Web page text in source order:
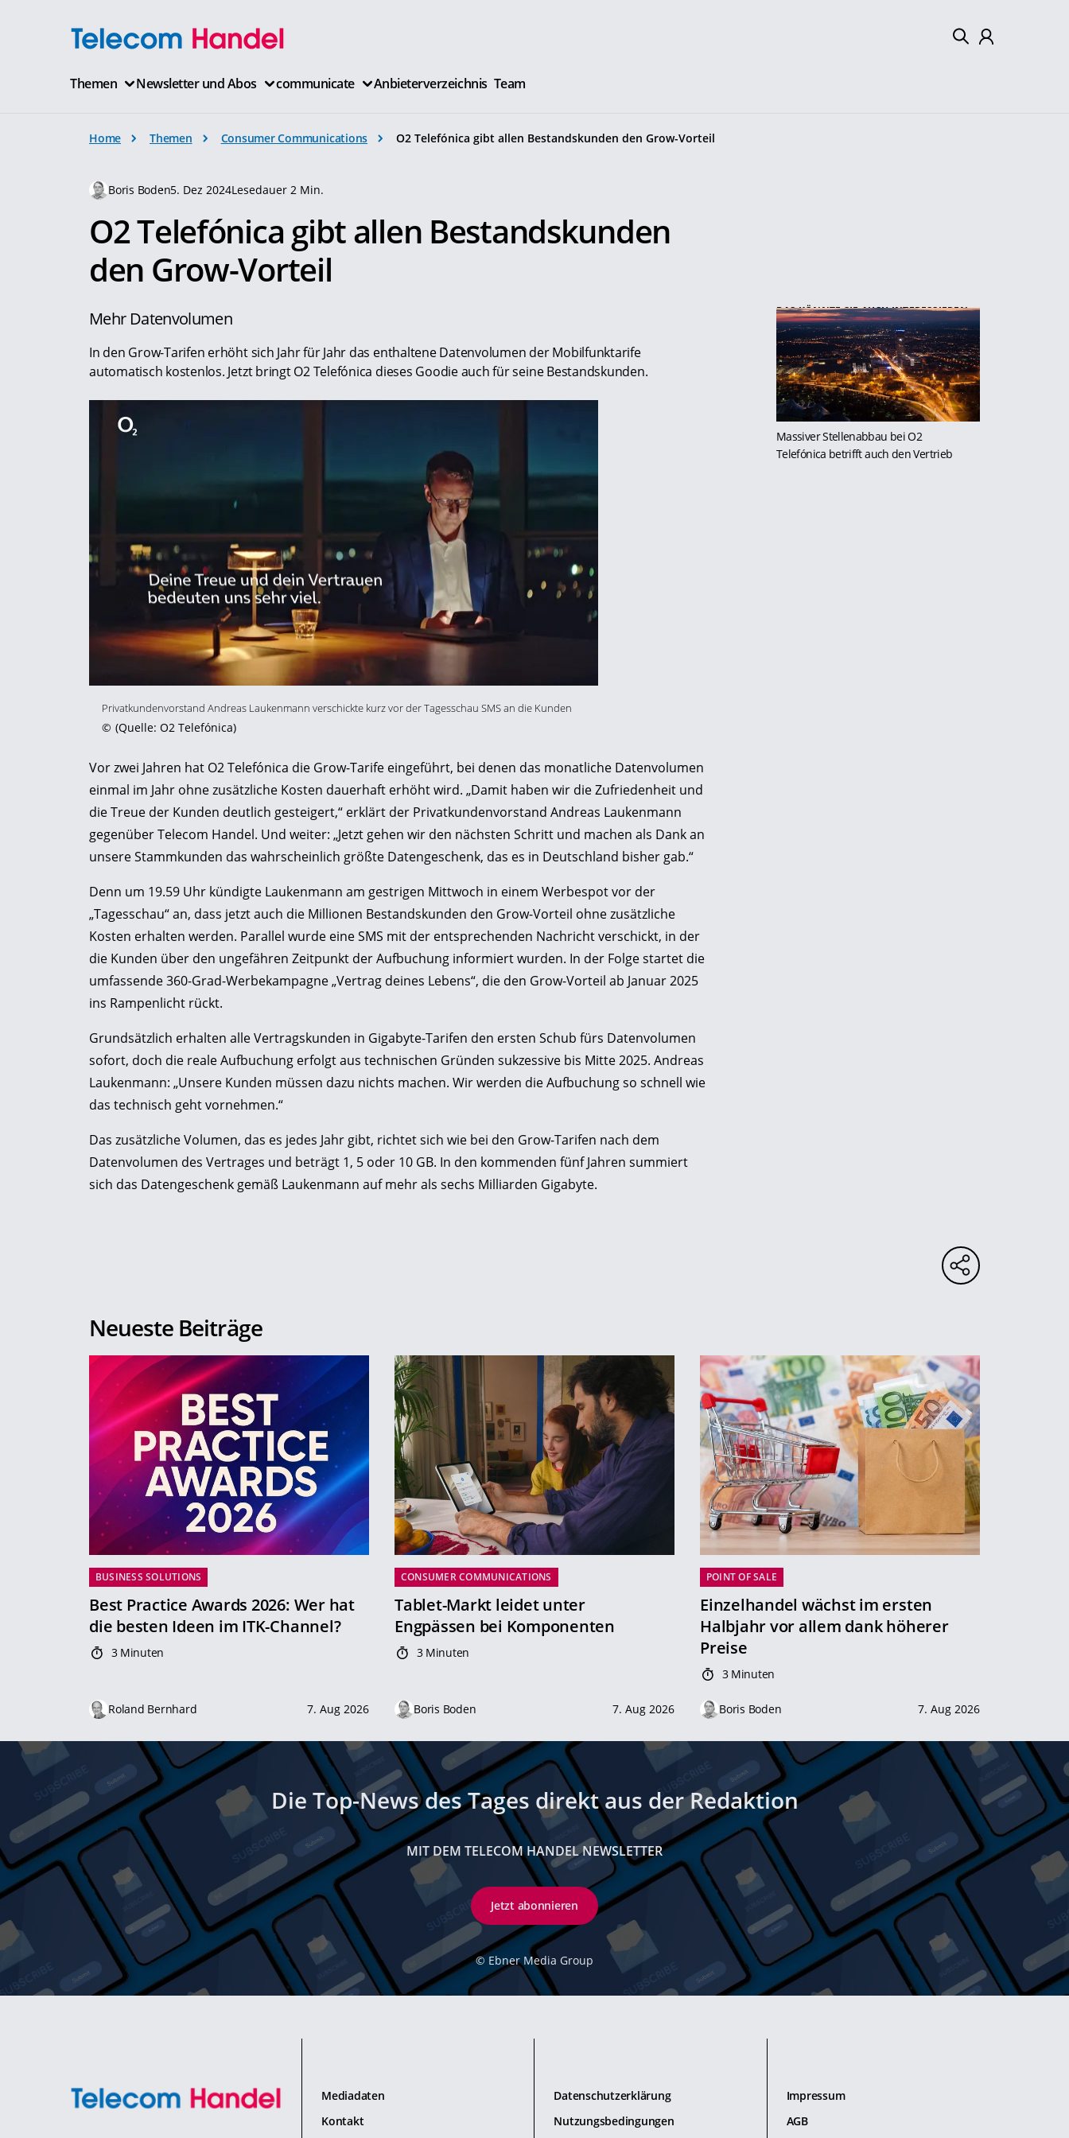
Themen Newsletter und Abos communicate Anbieterverzeichnis Team
Home Themen Consumer Communications O2 Telefónica gibt allen Bestandskunden den Grow-Vorteil
Boris Boden5. Dez 2024Lesedauer 2 Min.
O2 Telefónica gibt allen Bestandskunden
den Grow-Vorteil
Mehr Datenvolumen
In den Grow-Tarifen erhöht sich Jahr für Jahr das enthaltene Datenvolumen der Mobilfunktarife
automatisch kostenlos. Jetzt bringt O2 Telefónica dieses Goodie auch für seine Bestandskunden.
Privatkundenvorstand Andreas Laukenmann verschickte kurz vor der Tagesschau SMS an die Kunden
© (Quelle: O2 Telefónica)
Vor zwei Jahren hat O2 Telefónica die Grow-Tarife eingeführt, bei denen das monatliche Datenvolumen
einmal im Jahr ohne zusätzliche Kosten dauerhaft erhöht wird. „Damit haben wir die Zufriedenheit und
die Treue der Kunden deutlich gesteigert,“ erklärt der Privatkundenvorstand Andreas Laukenmann
gegenüber Telecom Handel. Und weiter: „Jetzt gehen wir den nächsten Schritt und machen als Dank an
unsere Stammkunden das wahrscheinlich größte Datengeschenk, das es in Deutschland bisher gab.“
Denn um 19.59 Uhr kündigte Laukenmann am gestrigen Mittwoch in einem Werbespot vor der
„Tagesschau“ an, dass jetzt auch die Millionen Bestandskunden den Grow-Vorteil ohne zusätzliche
Kosten erhalten werden. Parallel wurde eine SMS mit der entsprechenden Nachricht verschickt, in der
die Kunden über den ungefähren Zeitpunkt der Aufbuchung informiert wurden. In der Folge startet die
umfassende 360-Grad-Werbekampagne „Vertrag deines Lebens“, die den Grow-Vorteil ab Januar 2025
ins Rampenlicht rückt.
Grundsätzlich erhalten alle Vertragskunden in Gigabyte-Tarifen den ersten Schub fürs Datenvolumen
sofort, doch die reale Aufbuchung erfolgt aus technischen Gründen sukzessive bis Mitte 2025. Andreas
Laukenmann: „Unsere Kunden müssen dazu nichts machen. Wir werden die Aufbuchung so schnell wie
das technisch geht vornehmen.“
Das zusätzliche Volumen, das es jedes Jahr gibt, richtet sich wie bei den Grow-Tarifen nach dem
Datenvolumen des Vertrages und beträgt 1, 5 oder 10 GB. In den kommenden fünf Jahren summiert
sich das Datengeschenk gemäß Laukenmann auf mehr als sechs Milliarden Gigabyte.
DAS KÖNNTE SIE AUCH INTERESSIEREN:
Massiver Stellenabbau bei O2
Telefónica betrifft auch den Vertrieb
Neueste Beiträge
BUSINESS SOLUTIONS
Best Practice Awards 2026: Wer hat
die besten Ideen im ITK-Channel?
3 Minuten
Roland Bernhard 7. Aug 2026
CONSUMER COMMUNICATIONS
Tablet-Markt leidet unter
Engpässen bei Komponenten
3 Minuten
Boris Boden 7. Aug 2026
POINT OF SALE
Einzelhandel wächst im ersten
Halbjahr vor allem dank höherer
Preise
3 Minuten
Boris Boden 7. Aug 2026
Die Top-News des Tages direkt aus der Redaktion
MIT DEM TELECOM HANDEL NEWSLETTER
Jetzt abonnieren
© Ebner Media Group
Mediadaten
Kontakt
Datenschutzerklärung
Nutzungsbedingungen
Impressum
AGB